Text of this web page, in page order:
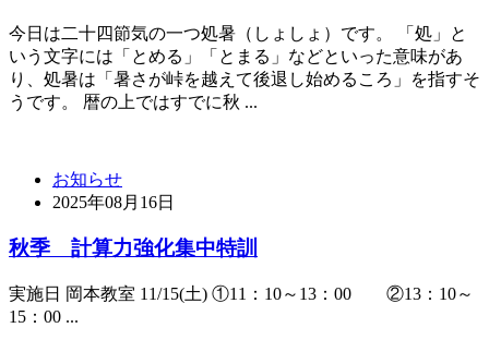
今日は二十四節気の一つ処暑（しょしょ）です。 「処」と
いう文字には「とめる」「とまる」などといった意味があ
り、処暑は「暑さが峠を越えて後退し始めるころ」を指すそ
うです。 暦の上ではすでに秋 ...
お知らせ
2025年08月16日
秋季 計算力強化集中特訓
実施日 岡本教室 11/15(土) ①11：10～13：00 ②13：10～
15：00 ...